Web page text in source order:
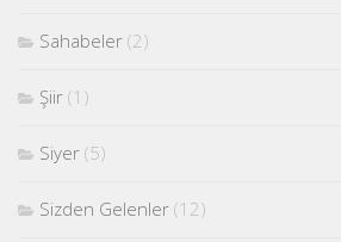
Sahabeler (2)
Şiir (1)
Siyer (5)
Sizden Gelenler (12)